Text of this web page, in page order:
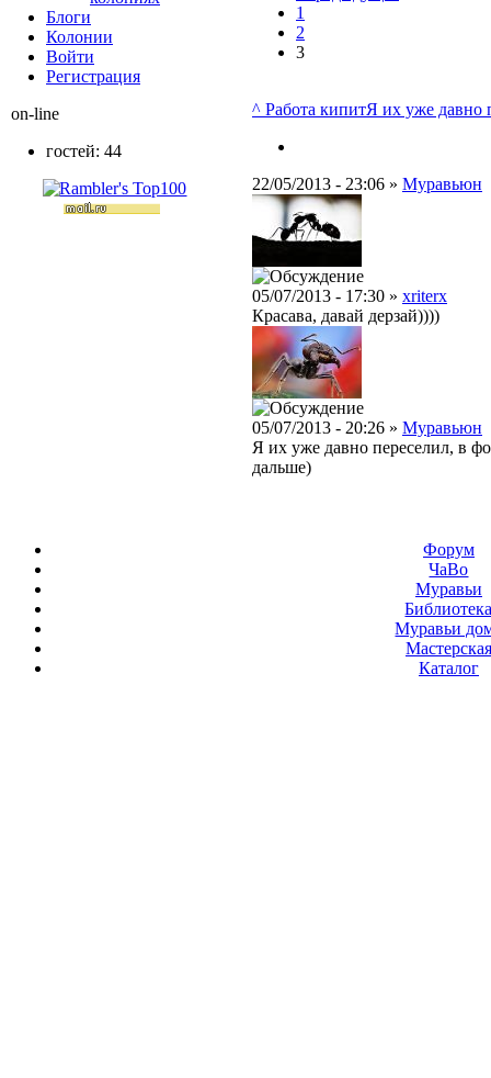
1
2
3
^ Работа кипитЯ их уже давно
22/05/2013 - 23:06 » Муравьюн
05/07/2013 - 17:30 » xriterx
Красава, давай дерзай))))
05/07/2013 - 20:26 » Муравьюн
Я их уже давно переселил, в
дальше)
Блоги
Колонии
Войти
Peгиcтpaция
on-line
гостей: 44
Форум
ЧаВо
Муравьи
Муравьи
Мастерская
Каталог